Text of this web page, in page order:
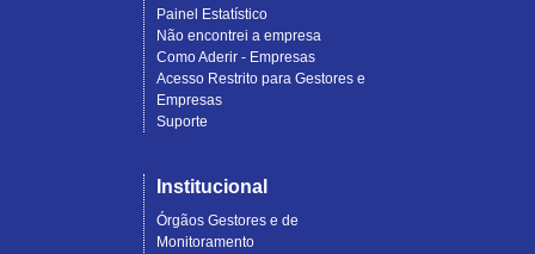
Painel Estatístico
Não encontrei a empresa
Como Aderir - Empresas
Acesso Restrito para Gestores e
Empresas
Suporte
Institucional
Órgãos Gestores e de
Monitoramento